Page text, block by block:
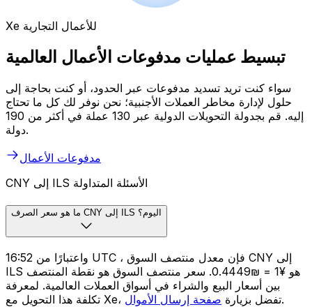
Xe للأعمال التجارية
تبسيط عمليات مدفوعات الأعمال العالمية
سواء كنت تريد تسديد مدفوعات عبر الحدود، أو كنت بحاجة إلى
حلول لإدارة مخاطر العملات الأجنبية؛ نحن نوفر لك كل ما تحتاج
إليه. قم بجدولة التحويلات الدولية عبر 130 عملة في أكثر من 190
دولة.
مدفوعات الأعمال
CNY إلى ILS الأسئلة المتداولة
ما هو سعر الصرف CNY إلى ILS اليوم؟
واعتبارًا من 16:52 UTC ، فإن معدل منتصف السوق CNY إلى
ILS هو ¥1 = ₪0.4449. سعر منتصف السوق هو نقطة المنتصف
بين أسعار البيع والشراء في أسواق العملات العالمية. لمعرفة
تكلفة هذا التحويل مع Xe، تفضل بزيارة صفحة إرسال الأموال .